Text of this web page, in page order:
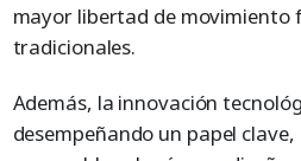
mayor libertad de movimiento
tradicionales.
Además, la innovación
desempeñando un papel